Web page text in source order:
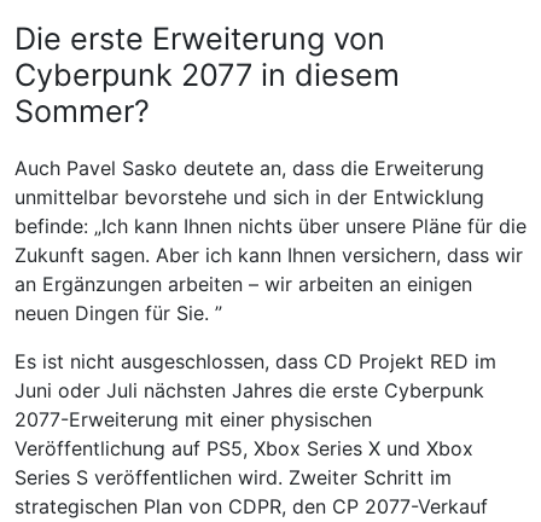
Die erste Erweiterung von
Cyberpunk 2077 in diesem
Sommer?
Auch Pavel Sasko deutete an, dass die Erweiterung
unmittelbar bevorstehe und sich in der Entwicklung
befinde: „Ich kann Ihnen nichts über unsere Pläne für die
Zukunft sagen. Aber ich kann Ihnen versichern, dass wir
an Ergänzungen arbeiten – wir arbeiten an einigen
neuen Dingen für Sie. ”
Es ist nicht ausgeschlossen, dass CD Projekt RED im
Juni oder Juli nächsten Jahres die erste Cyberpunk
2077-Erweiterung mit einer physischen
Veröffentlichung auf PS5, Xbox Series X und Xbox
Series S veröffentlichen wird. Zweiter Schritt im
strategischen Plan von CDPR, den CP 2077-Verkauf